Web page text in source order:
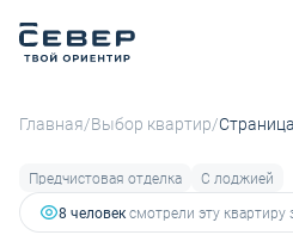
Главная/Выбор квартир/
Предчистовая отделка
С лоджией
8 человексмотрели эту квартиру